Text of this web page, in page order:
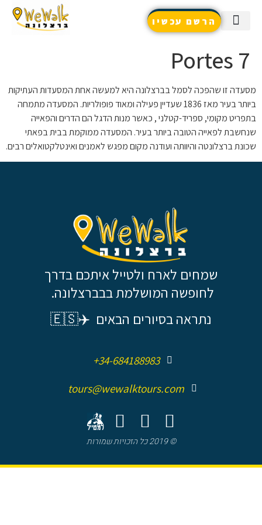
הרשם עכשיו
7 Portes
מסעדה זו שהפכה לסמל בברצלונה היא למעשה אחת המסעדות העתיקות
ביותר בעיר מאז 1836 שעדיין פעילה ומאוד פופולריות. המסעדה מתמחה
בתפריט מקומי, ספריד-קטלני , כאשר מנות הדגל הם הדרים והפאייה
שנחשבת לפאייה הטובה ביותר בעיר. המסעדה ממוקמת בבית בפאתי
שכונת ברצלונטה והיוותה ועודנה מקום מפגש לאמנים ואינטלקטואלים רבים.
שמחים לארח ולטייל איתכם בדרך
לחופשה המושלמת בבברצלונה.
נתראה בסיורים הבאים ✈️🇪🇸
+34-684188983
tours@wewalktours.com
© 2019 כל הזכויות שמורות